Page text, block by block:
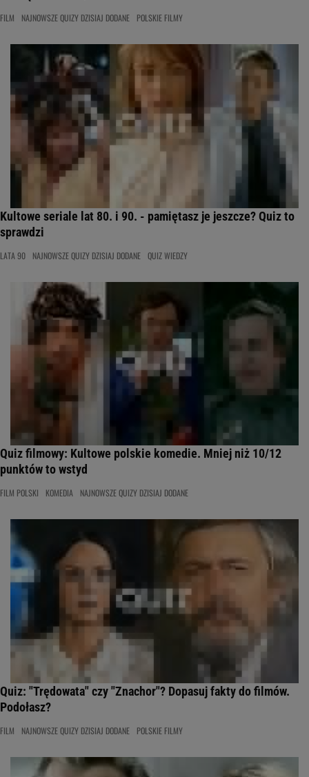
FILM NAJNOWSZE QUIZY DZISIAJ DODANE POLSKIE FILMY
Kultowe seriale lat 80. i 90. - pamiętasz je jeszcze? Quiz to
sprawdzi
LATA 90 NAJNOWSZE QUIZY DZISIAJ DODANE QUIZ WIEDZY
Quiz filmowy: Kultowe polskie komedie. Mniej niż 10/12
punktów to wstyd
FILM POLSKI KOMEDIA NAJNOWSZE QUIZY DZISIAJ DODANE
Quiz: "Trędowata" czy "Znachor"? Dopasuj fakty do filmów.
Podołasz?
FILM NAJNOWSZE QUIZY DZISIAJ DODANE POLSKIE FILMY